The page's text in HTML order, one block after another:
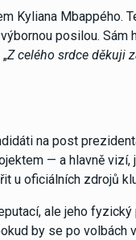
Kyliana Mbappého.
posilou.
Z celého srdce děkuji
na post
— a hlavně vizí,
u oficiálních zdrojů
ale jeho fyzický
by se po volbách